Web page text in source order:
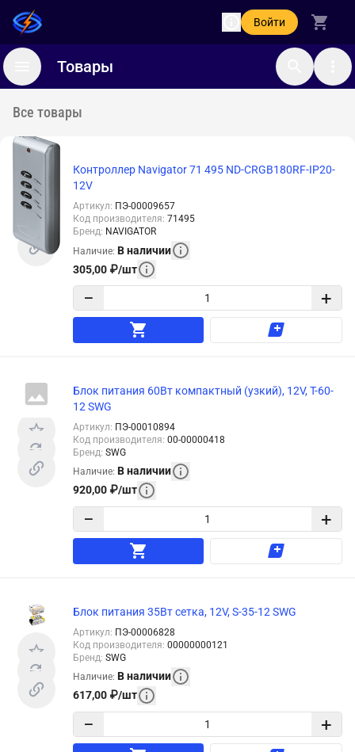
Войти
Товары
Все товары
Контроллер Navigator 71 495 ND-CRGB180RF-IP20-
12V
Артикул: ПЭ-00009657
Код производителя: 71495
Бренд: NAVIGATOR
Наличие: В наличии
305,00 ₽/шт
− +
Блок питания 60Вт компактный (узкий), 12V, T-60-
12 SWG
Артикул: ПЭ-00010894
Код производителя: 00-00000418
Бренд: SWG
Наличие: В наличии
920,00 ₽/шт
− +
Блок питания 35Вт сетка, 12V, S-35-12 SWG
Артикул: ПЭ-00006828
Код производителя: 00000000121
Бренд: SWG
Наличие: В наличии
617,00 ₽/шт
− +